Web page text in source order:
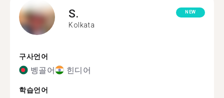
S.
Kolkata
NEW
구사언어
벵골어 힌디어
학습언어